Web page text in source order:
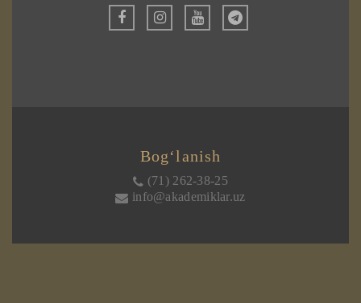
Bog‘lanish
(71) 262-38-25
info@akademiklar.uz